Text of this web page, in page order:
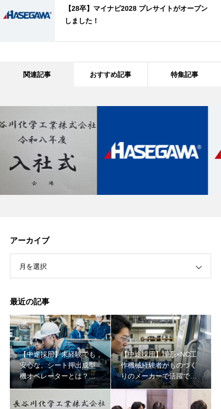
【28卒】マイナビ2028 プレサイトがオープン
しました！
関連記事 おすすめ記事 特集記事
アーカイブ
月を選択
最近の記事
【中途採用】未経験でも
安心な、シート押出成型
機オペレーターとは？一
般的な製造業との違いに
【中途採用】理系×NC工
作機械経験者がものづく
りのメーカーで活躍でき
る理由